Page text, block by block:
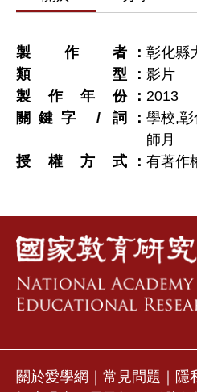
製作者
彰化縣
類型
影片
製作年份
2013
關鍵字 / 詞
學校,
師月
授權方式
有著作
關於愛學網 常見問題 隱